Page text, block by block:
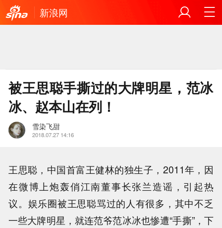
新浪网
被王思聪手撕过的大牌明星，范冰
冰、赵本山在列！
雪染飞甜
2018.07.27 14:16
王思聪，中国首富王健林的独生子，2011年，因
在微博上炮轰俏江南董事长张兰造谣，引起热
议。娱乐圈被王思聪骂过的人有很多，其中不乏
一些大牌明星，就连范爷范冰冰也惨遭“手撕”，下